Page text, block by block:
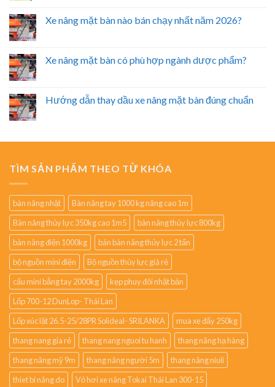
Xe nâng mặt bàn nào bán chạy nhất năm 2026?
Xe nâng mặt bàn có phù hợp ngành dược phẩm?
Hướng dẫn thay dầu xe nâng mặt bàn đúng chuẩn
TÌM SẢN PHẨM THEO TỪ KHÓA
bàn nâng nhật
Bàn nâng tay 1000 kg nâng cao 1m
Bàn nâng thủy lực 350kg cao 1m5
bàn nâng thủy lực 800kg
bàn nâng điện 1000kg
bán bàn nâng thủy lực 2 tấn
bộ nguồn mini điện
Bộ nguồn thủy lực giá rẻ
cẩu mini bằng tay 2000kg
kẹp phuy đôi nhật bản
Lốp 700-12 DunLop- Thái Lan
Lốp xúc lật 26.5-25/28PR Solideal- SRILANKA
mua xe đẩy 250kg
thang nang gia rẻ
thang nang nguoi tu hanh
thang nâng hạ hàng
thang nâng mỹ 9m
thang nâng người 5m
thang nâng niuli
thiet bi nâng do
Vỏ hơi xe nâng Tokai Thái Lan 300-15